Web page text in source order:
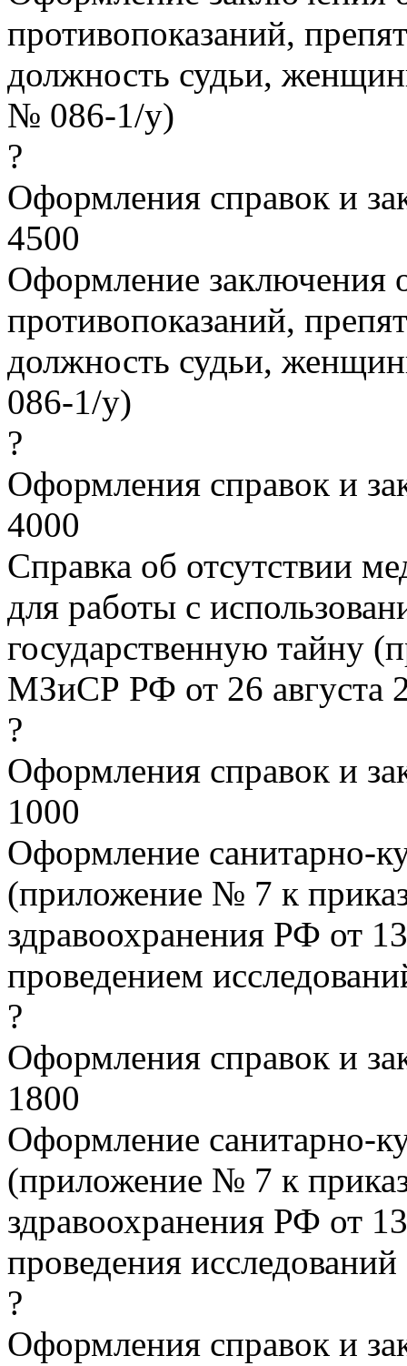
противопоказаний,
должность судьи,
№ 086-1/у)
?
Оформления справок и
4500
Оформление заключения
противопоказаний,
должность судьи,
086-1/у)
?
Оформления справок и
4000
Справка об отсутствии
для работы с
государственную тайну
МЗиСР РФ от 26 августа
?
Оформления справок и
1000
Оформление санитарно-
(приложение № 7 к
здравоохранения РФ от
проведением
?
Оформления справок и
1800
Оформление санитарно-
(приложение № 7 к
здравоохранения РФ от
проведения исследований
?
Оформления справок и